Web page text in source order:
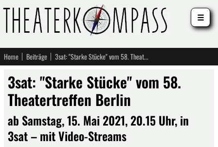
Home Beiträge 3sat: "Starke Stücke" vom 58. Theatertreffen Berlin
3sat: "Starke Stücke" vom 58.
Theatertreffen Berlin
ab Samstag, 15. Mai 2021, 20.15 Uhr, in
3sat – mit Video-Streams
☰